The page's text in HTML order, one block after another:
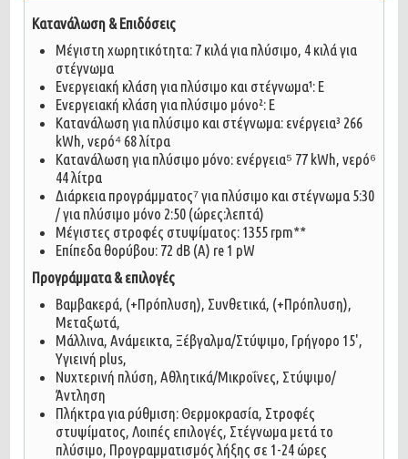
Κατανάλωση & Επιδόσεις
Μέγιστη χωρητικότητα: 7 κιλά για πλύσιμο, 4 κιλά για
στέγνωμα
Ενεργειακή κλάση για πλύσιμο και στέγνωμα¹: E
Ενεργειακή κλάση για πλύσιμο μόνο²: E
Κατανάλωση για πλύσιμο και στέγνωμα: ενέργεια³ 266
kWh, νερό⁴ 68 λίτρα
Κατανάλωση για πλύσιμο μόνο: ενέργεια⁵ 77 kWh, νερό⁶
44 λίτρα
Διάρκεια προγράμματος⁷ για πλύσιμο και στέγνωμα 5:30
/ για πλύσιμο μόνο 2:50 (ώρες:λεπτά)
Μέγιστες στροφές στυψίματος: 1355 rpm**
Επίπεδα θορύβου: 72 dB (A) re 1 pW
Προγράμματα & επιλογές
Βαμβακερά, (+Πρόπλυση), Συνθετικά, (+Πρόπλυση),
Μεταξωτά,
Μάλλινα, Ανάμεικτα, Ξέβγαλμα/Στύψιμο, Γρήγορο 15',
Υγιεινή plus,
Νυχτερινή πλύση, Αθλητικά/Μικροΐνες, Στύψιμο/
Άντληση
Πλήκτρα για ρύθμιση: Θερμοκρασία, Στροφές
στυψίματος, Λοιπές επιλογές, Στέγνωμα μετά το
πλύσιμο, Προγραμματισμός λήξης σε 1-24 ώρες